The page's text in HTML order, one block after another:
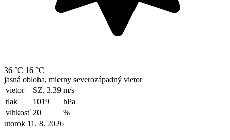
36 °C 16 °C
jasná obloha, mierny severozápadný vietor
vietor
SZ, 3.39 m/s
tlak
1019
hPa
vlhkosť 20
%
utorok 11. 8. 2026